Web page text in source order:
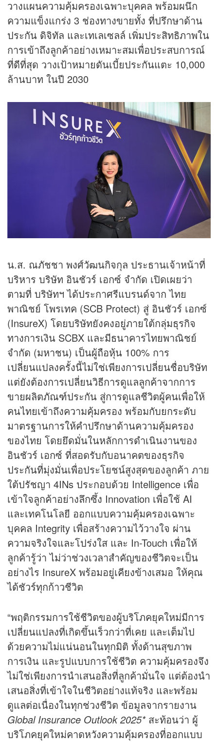
วางแผนความคุ้มครองเฉพาะบุคคล พร้อมผนึก
ความแข็งแกร่ง 3 ช่องทางขายทั้ง ที่ปรึกษาด้าน
ประกัน ดิจิทัล และเทเลเซลล์ เพิ่มประสิทธิภาพใน
การเข้าถึงลูกค้าอย่างเหมาะสมเพื่อประสบการณ์
ที่ดีที่สุด วางเป้าหมายดันเบี้ยประกันแตะ 10,000
ล้านบาท ในปี 2030
น.ส. ณภัชชา พงศ์วัฒนกิจกุล ประธานเจ้าหน้าที่
บริหาร บริษัท อินชัวร์ เอกซ์ จำกัด เปิดเผยว่า
ตามที่ บริษัทฯ ได้ประกาศรีแบรนด์จาก ไทย
พาณิชย์ โพรเทค (SCB Protect) สู่ อินชัวร์ เอกซ์
(InsureX) โดยบริษัทยังคงอยู่ภายใต้กลุ่มธุรกิจ
ทางการเงิน SCBX และมีธนาคารไทยพาณิชย์
จำกัด (มหาชน) เป็นผู้ถือหุ้น 100% การ
เปลี่ยนแปลงครั้งนี้ไม่ใช่เพียงการเปลี่ยนชื่อบริษัท
แต่ยังต้องการเปลี่ยนวิธีการดูแลลูกค้าจากการ
ขายผลิตภัณฑ์ประกัน สู่การดูแลชีวิตผู้คนเพื่อให้
คนไทยเข้าถึงความคุ้มครอง พร้อมกับยกระดับ
มาตรฐานการให้คำปรึกษาด้านความคุ้มครอง
ของไทย โดยยึดมั่นในหลักการดำเนินงานของ
อินชัวร์ เอกซ์ ที่สอดรับกับอนาคตของธุรกิจ
ประกันที่มุ่งมั่นเพื่อประโยชน์สูงสุดของลูกค้า ภาย
ใต้ปรัชญา 4INs ประกอบด้วย Intelligence เพื่อ
เข้าใจลูกค้าอย่างลึกซึ้ง Innovation เพื่อใช้ AI
และเทคโนโลยี ออกแบบความคุ้มครองเฉพาะ
บุคคล Integrity เพื่อสร้างความไว้วางใจ ผ่าน
ความจริงใจและโปร่งใส และ In-Touch เพื่อให้
ลูกค้ารู้ว่า ไม่ว่าช่วงเวลาสำคัญของชีวิตจะเป็น
อย่างไร InsureX พร้อมอยู่เคียงข้างเสมอ ให้คุณ
ได้ชัวร์ทุกก้าวชีวิต
“พฤติกรรมการใช้ชีวิตของผู้บริโภคยุคใหม่มีการ
เปลี่ยนแปลงที่เกิดขึ้นเร็วกว่าที่เคย และเต็มไป
ด้วยความไม่แน่นอนในทุกมิติ ทั้งด้านสุขภาพ
การเงิน และรูปแบบการใช้ชีวิต ความคุ้มครองจึง
ไม่ใช่เพียงการนำเสนอสิ่งที่ลูกค้ามั่นใจ แต่ต้องนำ
เสนอสิ่งที่เข้าใจในชีวิตอย่างแท้จริง และพร้อม
ดูแลต่อเนื่องในทุกช่วงชีวิต ข้อมูลจากรายงาน
Global Insurance Outlook 2025*สะท้อนว่า ผู้
บริโภคยุคใหม่คาดหวังความคุ้มครองที่ออกแบบ